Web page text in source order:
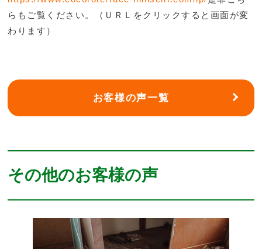
らもご覧ください。（ＵＲＬをクリックすると画面が変
わります）
お客様の声一覧
その他のお客様の声